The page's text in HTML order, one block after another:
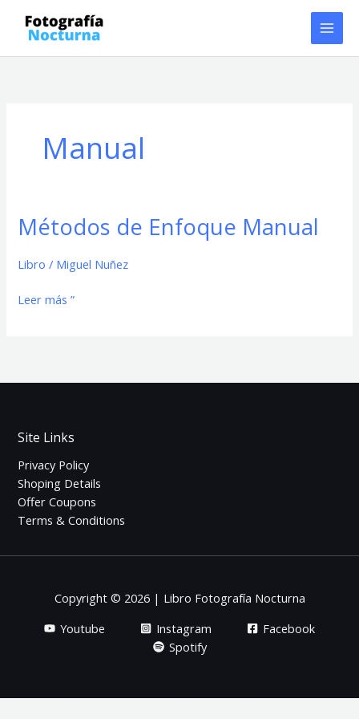
contenido
Manual
Métodos de Enfoque Manual
Libro / Miguel Nuñez
Métodos
de
Enfoque
Leer más ”
Site Links
Privacy Policy
Shoping Details
Offer Coupons
Terms & Conditions
Copyright © 2026 | Libro Fotografía Nocturna
Youtube
Instagram
Facebook
Spotify